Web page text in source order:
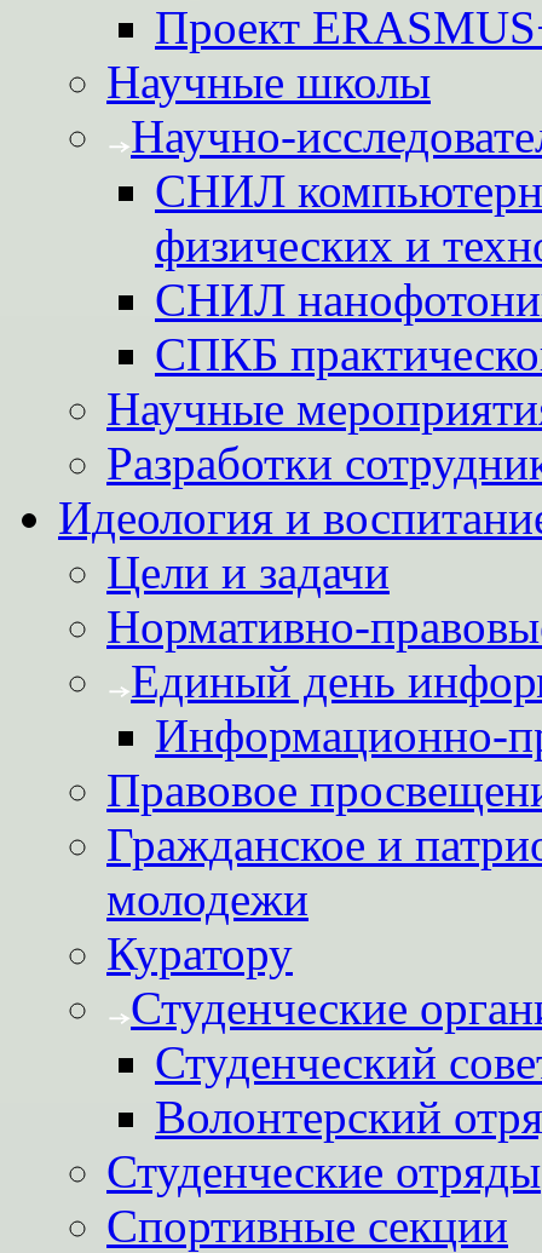
Проект
Научные школы
Научно-
СНИЛ
физических и
СНИЛ
СПКБ
Научные
Разработки
Идеология и
Цели и задачи
Нормативно-
Единый день
Информационно-
Правовое
Гражданское и
молодежи
Куратору
Студенческие
Студенческий
Волонтерский
Студенческие отряды
Спортивные секции